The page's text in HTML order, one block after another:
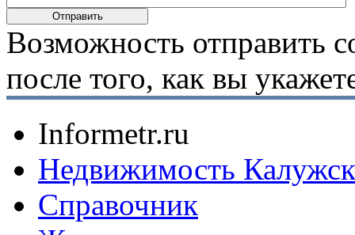
Возможность отправить
после того, как вы
Informetr.ru
Недвижимость
Справочник